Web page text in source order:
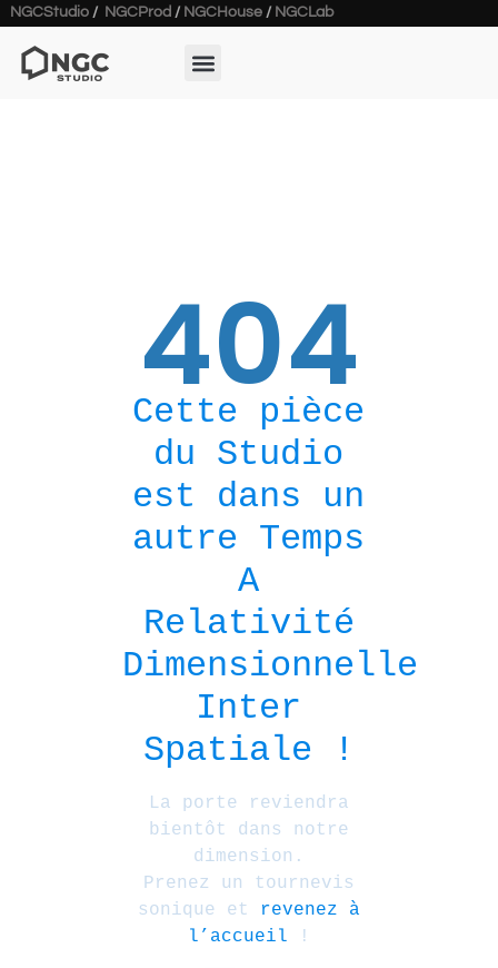
NGCStudio / NGCProd / NGCHouse / NGCLab
404
Cette pièce
du Studio
est dans un
autre Temps
A
Relativité
Dimensionnelle
Inter
Spatiale !
La porte reviendra
bientôt dans notre
dimension.
Prenez un tournevis
sonique et
revenez à
l’accueil !